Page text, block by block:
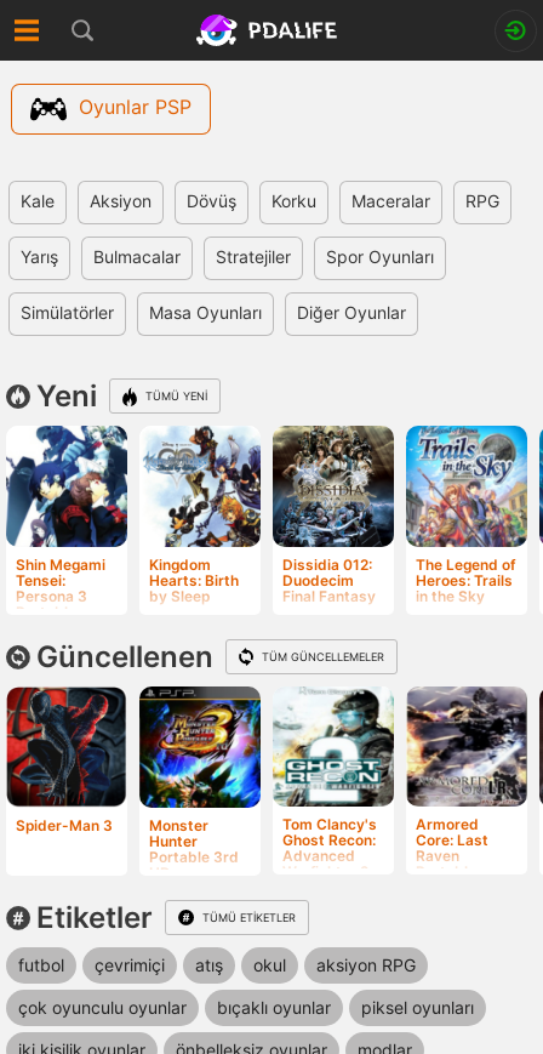
Oyunlar PSP
Kale Aksiyon Dövüş Korku Maceralar RPG
Yarış Bulmacalar Stratejiler Spor Oyunları
Simülatörler Masa Oyunları Diğer Oyunlar
Yeni TÜMÜ YENI
Shin Megami
Tensei:
Persona 3
Portable
Kingdom
Hearts: Birth
by Sleep
Dissidia 012:
Duodecim
Final Fantasy
The Legend of
Heroes: Trails
in the Sky
Güncellenen TÜM GÜNCELLEMELER
Spider-Man 3
Monster
Hunter
Portable 3rd
HD
Tom Clancy's
Ghost Recon:
Advanced
Warfighter 2
Armored
Core: Last
Raven
Portable
Etiketler TÜMÜ ETIKETLER
futbol çevrimiçi atış okul aksiyon RPG
çok oyunculu oyunlar bıçaklı oyunlar piksel oyunları
iki kişilik oyunlar önbelleksiz oyunlar modlar